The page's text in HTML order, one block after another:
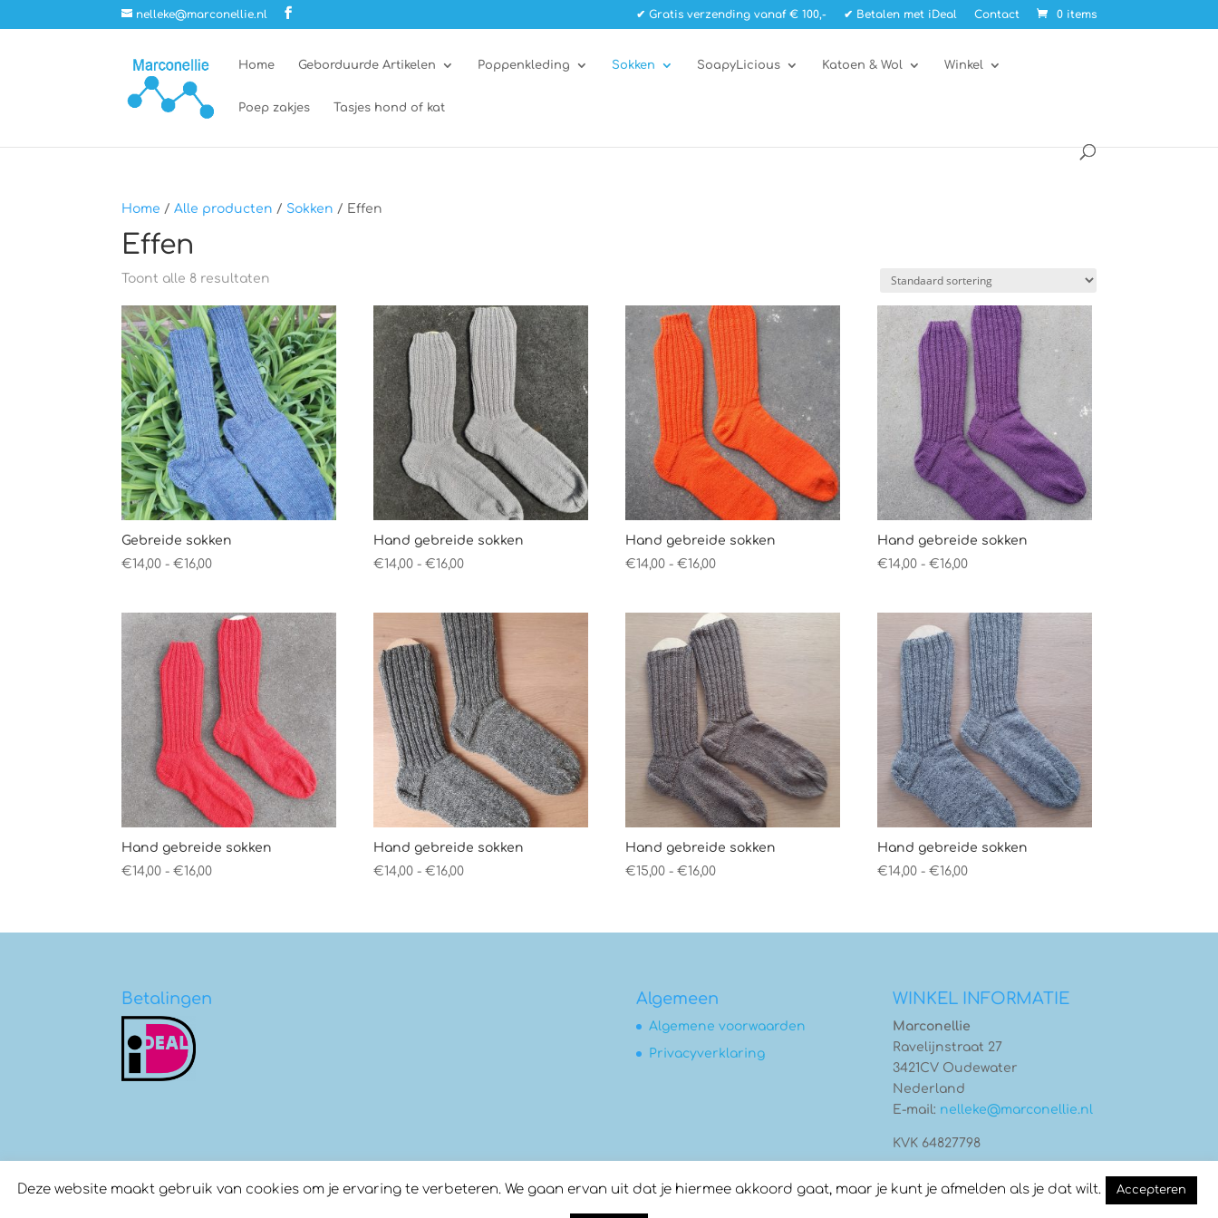
nelleke@marconellie.nl ✔ Gratis verzending vanaf € 100,- ✔ Betalen met iDeal Contact 0 items
Home Geborduurde Artikelen Poppenkleding Sokken SoapyLicious Katoen & Wol Winkel
Poep zakjes Tasjes hond of kat
Home /Alle producten / Sokken / Effen
Effen
Toont alle 8 resultaten
Gebreide sokken
€14,00 - €16,00Prijsklasse:
€16,00
Hand gebreide sokken
€14,00 - €16,00Prijsklasse:
€16,00
Hand gebreide sokken
€14,00 - €16,00Prijsklasse:
€16,00
Hand gebreide sokken
€14,00 - €16,00Prijsklasse:
€16,00
Hand gebreide sokken
€14,00 - €16,00Prijsklasse:
€16,00
Hand gebreide sokken
€14,00 - €16,00Prijsklasse:
€16,00
Hand gebreide sokken
€15,00 - €16,00Prijsklasse:
€16,00
Hand gebreide sokken
€14,00 - €16,00Prijsklasse:
€16,00
Betalingen Algemeen
Algemene voorwaarden
Privacyverklaring
WINKEL INFORMATIE
Marconellie
Ravelijnstraat 27
3421CV Oudewater
Nederland
E-mail: nelleke@marconellie.nl
KVK 64827798
Deze website maakt gebruik van cookies om je ervaring te verbeteren. We gaan ervan uit dat je hiermee akkoord gaat, maar je kunt je afmelden als je dat wilt. Accepteren